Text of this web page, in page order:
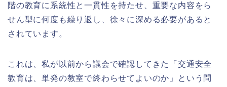
階の教育に系統性と一貫性を持たせ、重要な内容をら
せん型に何度も繰り返し、徐々に深める必要があると
されています。
これは、私が以前から議会で確認してきた「交通安全
教育は、単発の教室で終わらせてよいのか」という問